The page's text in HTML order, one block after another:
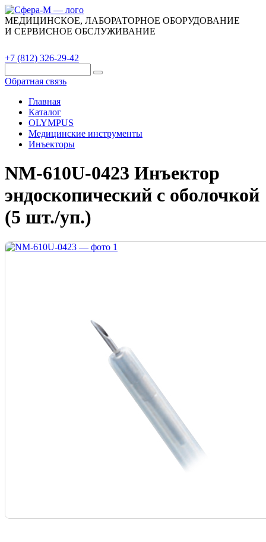
МЕДИЦИНСКОЕ, ЛАБОРАТОРНОЕ ОБОРУДОВАНИЕ
И СЕРВИСНОЕ ОБСЛУЖИВАНИЕ
+7 (812) 326-29-42
Обратная связь
Главная
Каталог
OLYMPUS
Медицинские инструменты
Инъекторы
NM-610U-0423 Инъектор
эндоскопический с оболочкой
(5 шт./уп.)